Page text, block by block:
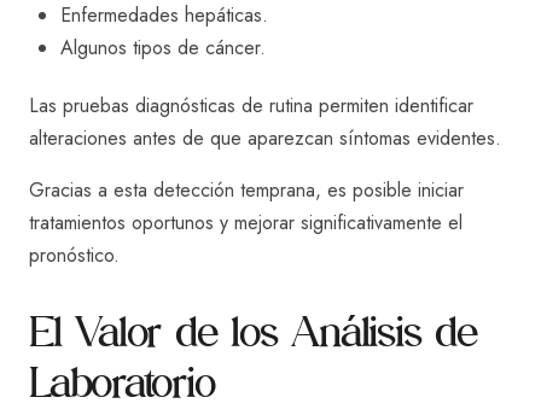
Enfermedades hepáticas.
Algunos tipos de cáncer.
Las pruebas diagnósticas de rutina permiten identificar
alteraciones antes de que aparezcan síntomas evidentes.
Gracias a esta detección temprana, es posible iniciar
tratamientos oportunos y mejorar significativamente el
pronóstico.
El Valor de los Análisis de
Laboratorio